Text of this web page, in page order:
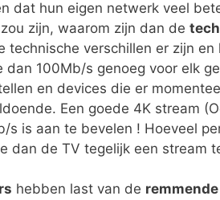
dat hun eigen netwerk veel
zijn, waarom zijn dan de
technische verschillen er zijn
dan 100Mb/s genoeg voor elk
en devices die er
Een goede 4K stream
s is aan te bevelen ! Hoeveel
dan de TV tegelijk een stream
hebben last van de